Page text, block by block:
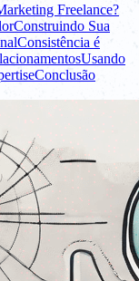
Freelance?
Construindo Sua
Consistência é
Usando
Conclusão